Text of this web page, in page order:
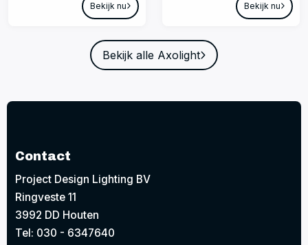
Bekijk nu Bekijk nu
Bekijk alle Axolight
Contact
Project Design Lighting BV
Ringveste 11
3992 DD Houten
Tel: 030 - 6347640